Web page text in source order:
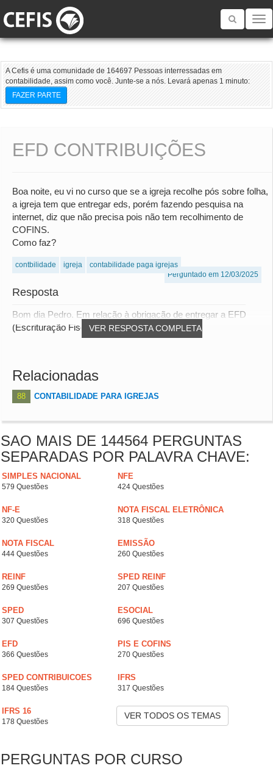
Toggle
A Cefis é uma comunidade de 164697 Pessoas interressadas em
contabilidade, assim como você. Junte-se a nós. Levará apenas 1 minuto:
FAZER PARTE
EFD CONTRIBUIÇÕES
Boa noite, eu vi no curso que se a igreja recolhe pós sobre folha,
a igreja tem que entregar eds, porém fazendo pesquisa na
internet, diz que não precisa pois não tem recolhimento de
COFINS.
Como faz?
contbilidade igreja
contabilidade paga igrejas
Perguntado em 12/03/2025
Resposta
VER RESPOSTA COMPLETA
Bom dia Pedro. Em relação à obrigação de entregar a EFD
(Escrituração Fiscal Digital), é importan...
Relacionadas
88 CONTABILIDADE PARA IGREJAS
SAO MAIS DE 144564 PERGUNTAS
SEPARADAS POR PALAVRA CHAVE:
SIMPLES NACIONAL
579 Questões
NFE
424 Questões
NF-E
320 Questões
NOTA FISCAL ELETRÔNICA
318 Questões
NOTA FISCAL
444 Questões
EMISSÃO
260 Questões
REINF
269 Questões
SPED REINF
207 Questões
SPED
307 Questões
ESOCIAL
696 Questões
EFD
366 Questões
PIS E COFINS
270 Questões
SPED CONTRIBUICOES
184 Questões
IFRS
317 Questões
IFRS 16
178 Questões
VER TODOS OS TEMAS
PERGUNTAS POR CURSO